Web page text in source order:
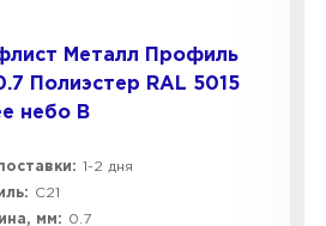
Металл Профиль
Полиэстер RAL 5015
небо B
1-2 дня
C21
мм:
0.7